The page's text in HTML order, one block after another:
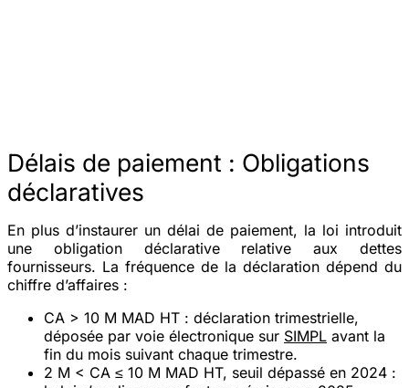
Délais de paiement : Obligations
déclaratives
En plus d’instaurer un délai de paiement, la loi introduit
une obligation déclarative relative aux dettes
fournisseurs. La fréquence de la déclaration dépend du
chiffre d’affaires :
CA > 10 M MAD HT : déclaration trimestrielle,
déposée par voie électronique sur SIMPL avant la
fin du mois suivant chaque trimestre.
2 M < CA ≤ 10 M MAD HT, seuil dépassé en 2024 :